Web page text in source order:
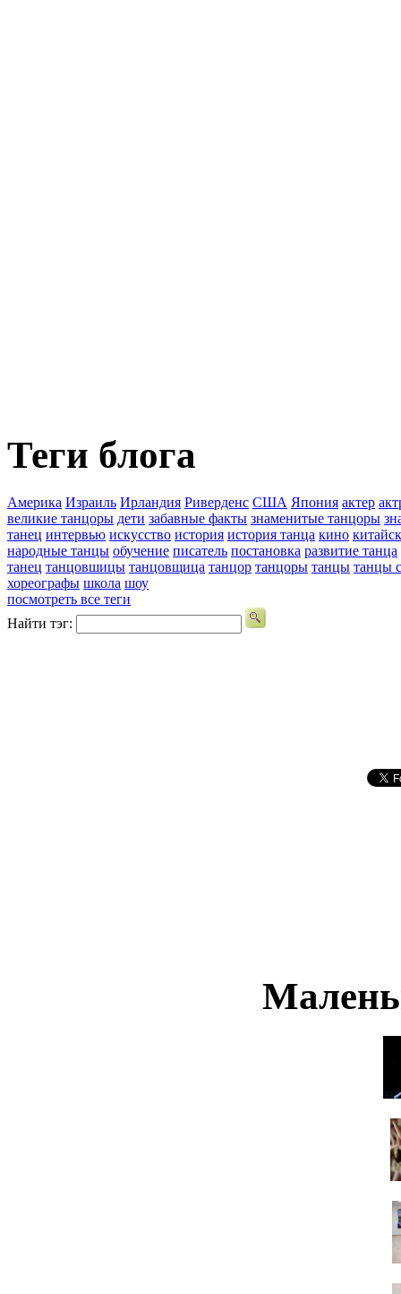
Теги блога
Америка Израиль Ирландия Риверденс США Япония актер
великие танцоры дети забавные факты знаменитые танцоры
танец интервью искусство история история танца кино
народные танцы обучение писатель постановка развитие танца
танец танцовшицы танцовщица танцор танцоры танцы танцы
хореографы школа шоу
посмотреть все теги
Найти тэг: